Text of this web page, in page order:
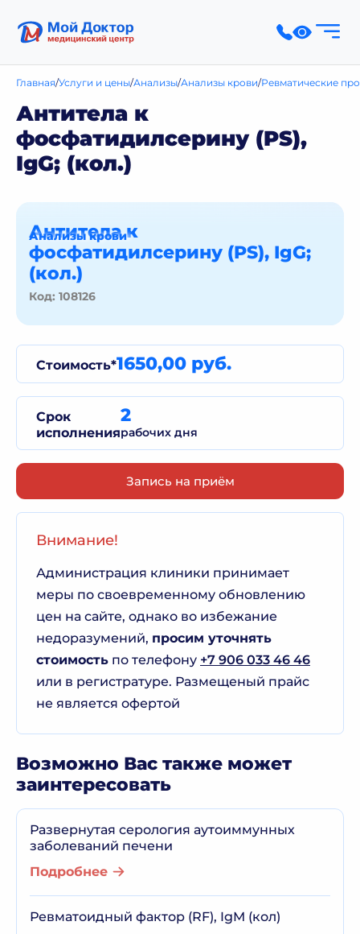
Главная Услуги и цены Анализы Анализы крови Ревматические
Антитела к
фосфатидилсерину (PS),
IgG; (кол.)
Антитела к
фосфатидилсерину (PS), IgG;
(кол.)
Код: 108126
Анализы крови
Стоимость*1650,00 руб.
Срок
исполнения
2
рабочих дня
Запись на приём
Внимание!
Администрация клиники принимает
меры по своевременному обновлению
цен на сайте, однако во избежание
недоразумений, просим уточнять
стоимость по телефону +7 906 033 46 46
или в регистратуре. Размещеный прайс
не является офертой
Возможно Вас также может
заинтересовать
Развернутая серология аутоиммунных
заболеваний печени
Подробнее
Ревматоидный фактор (RF), IgM (кол)